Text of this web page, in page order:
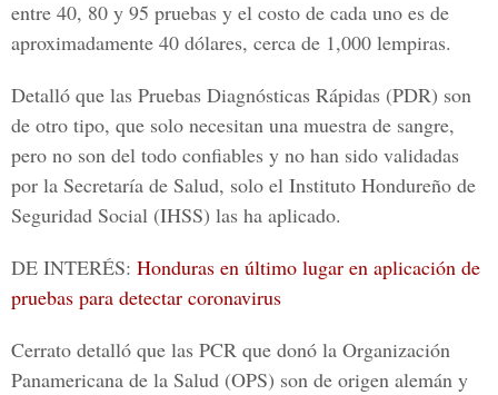
entre 40, 80 y 95 pruebas y el costo de cada uno es de
aproximadamente 40 dólares, cerca de 1,000 lempiras.
Detalló que las Pruebas Diagnósticas Rápidas (PDR) son
de otro tipo, que solo necesitan una muestra de sangre,
pero no son del todo confiables y no han sido validadas
por la Secretaría de Salud, solo el Instituto Hondureño de
Seguridad Social (IHSS) las ha aplicado.
DE INTERÉS: Honduras en último lugar en aplicación de
pruebas para detectar coronavirus
Cerrato detalló que las PCR que donó la Organización
Panamericana de la Salud (OPS) son de origen alemán y